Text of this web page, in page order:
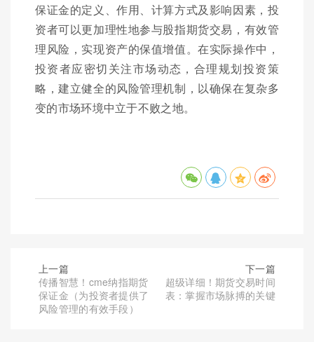
保证金的定义、作用、计算方式及影响因素，投
资者可以更加理性地参与股指期货交易，有效管
理风险，实现资产的保值增值。在实际操作中，
投资者应密切关注市场动态，合理规划投资策
略，建立健全的风险管理机制，以确保在复杂多
变的市场环境中立于不败之地。
上一篇
传播智慧！cme纳指期货
保证金（为投资者提供了
风险管理的有效手段）
下一篇
超级详细！期货交易时间
表：掌握市场脉搏的关键